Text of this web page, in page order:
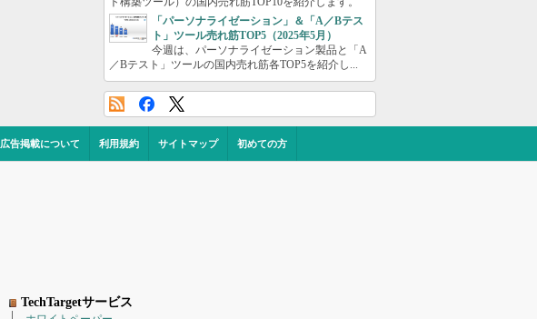
「パーソナライゼーション」＆「A／Bテス
ト」ツール売れ筋TOP5（2025年5月）
今週は、パーソナライゼーション製品と「A
／Bテスト」ツールの国内売れ筋各TOP5を紹介し...
広告掲載について 利用規約 サイトマップ 初めての方
TechTargetサービス